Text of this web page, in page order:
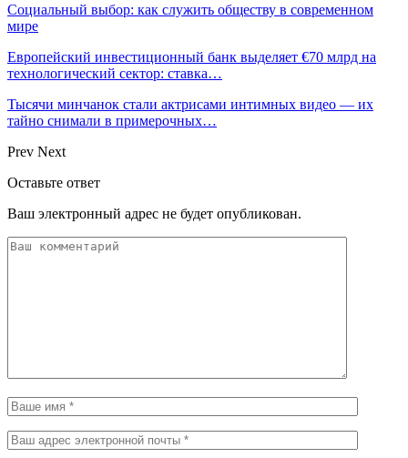
Социальный выбор: как служить обществу в современном
мире
Европейский инвестиционный банк выделяет €70 млрд на
технологический сектор: ставка…
Тысячи минчанок стали актрисами интимных видео — их
тайно снимали в примерочных…
Prev Next
Оставьте ответ
Ваш электронный адрес не будет опубликован.